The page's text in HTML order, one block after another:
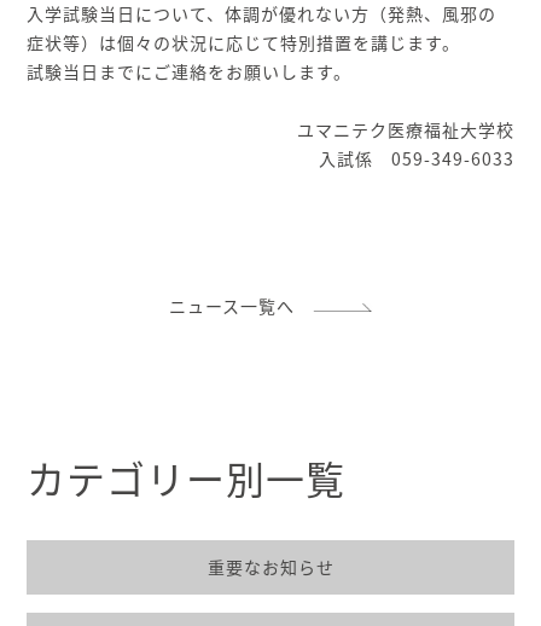
入学試験当日について、体調が優れない方（発熱、風邪の
症状等）は個々の状況に応じて特別措置を講じます。
試験当日までにご連絡をお願いします。
ユマニテク医療福祉大学校
入試係 059-349-6033
ニュース一覧へ
カテゴリー別一覧
重要なお知らせ